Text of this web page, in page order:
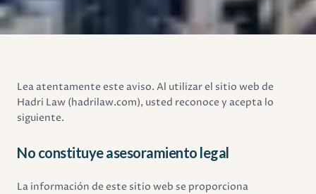
Lea atentamente este aviso. Al utilizar el sitio web de
Hadri Law (hadrilaw.com), usted reconoce y acepta lo
siguiente.
No constituye asesoramiento legal
La información de este sitio web se proporciona